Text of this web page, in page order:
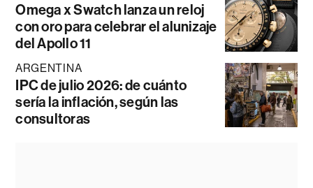
Omega x Swatch lanza un reloj
con oro para celebrar el alunizaje
del Apollo 11
ARGENTINA
IPC de julio 2026: de cuánto
sería la inflación, según las
consultoras